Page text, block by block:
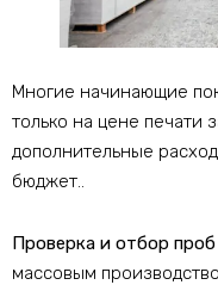
Многие начинающие
только на цене печати
дополнительные
бюджет..
Проверка и отбор проб
массовым